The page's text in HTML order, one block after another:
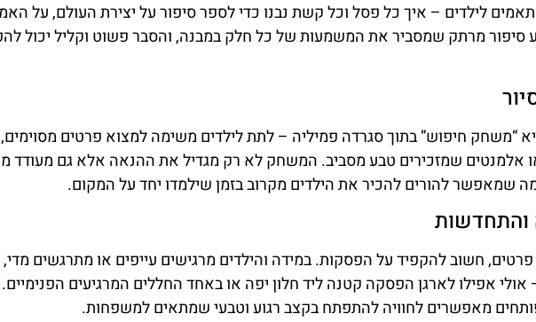
לילדים – איך כל פסל וכל קשת נבנו כדי לספר סיפור על יצירת העולם, על
סיפור מרתק שמסביר את המשמעות של כל חלק במבנה, והסבר פשוט וקליל יכול
“משחק חיפוש” בתוך סגרדה פמיליה – לתת לילדים משימה למצוא פרטים
או אלמנטים שמזכירים טבע מסביב. המשחק לא רק מגדיל את ההנאה אלא גם מעודד
מה שמאפשר להורים להכיר את הילדים מקרוב בזמן שילמדו יחד על המקום.
והתחדשות
חשוב להקפיד על הפסקות. במידה והילדים מרגישים עייפים או מתרגשים
אולי אפילו לארגן הפסקה קטנה ליד חלון יפה או באחד החללים המרגיעים
מאפשרים לחוויה להתפתח בקצב רגוע וטבעי שמתאים למשפחות.